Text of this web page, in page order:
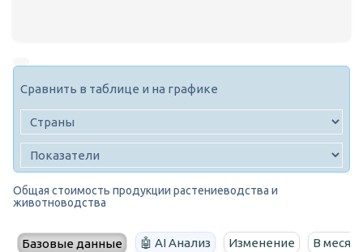
Сравнить в таблице и на графике
Общая стоимость продукции растениеводства и
животноводства
Базовые данные 🤖 AI Анализ Изменение В месяц